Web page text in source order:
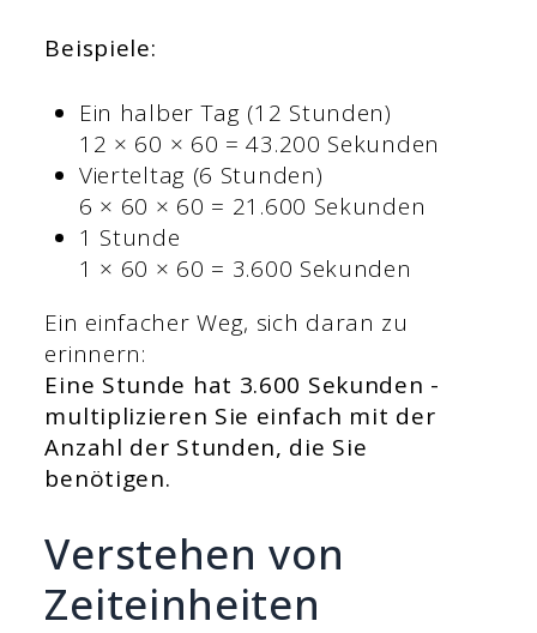
Beispiele:
Ein halber Tag (12 Stunden)
12 × 60 × 60 = 43.200 Sekunden
Vierteltag (6 Stunden)
6 × 60 × 60 = 21.600 Sekunden
1 Stunde
1 × 60 × 60 = 3.600 Sekunden
Ein einfacher Weg, sich daran zu
erinnern:
Eine Stunde hat 3.600 Sekunden -
multiplizieren Sie einfach mit der
Anzahl der Stunden, die Sie
benötigen.
Verstehen von
Zeiteinheiten